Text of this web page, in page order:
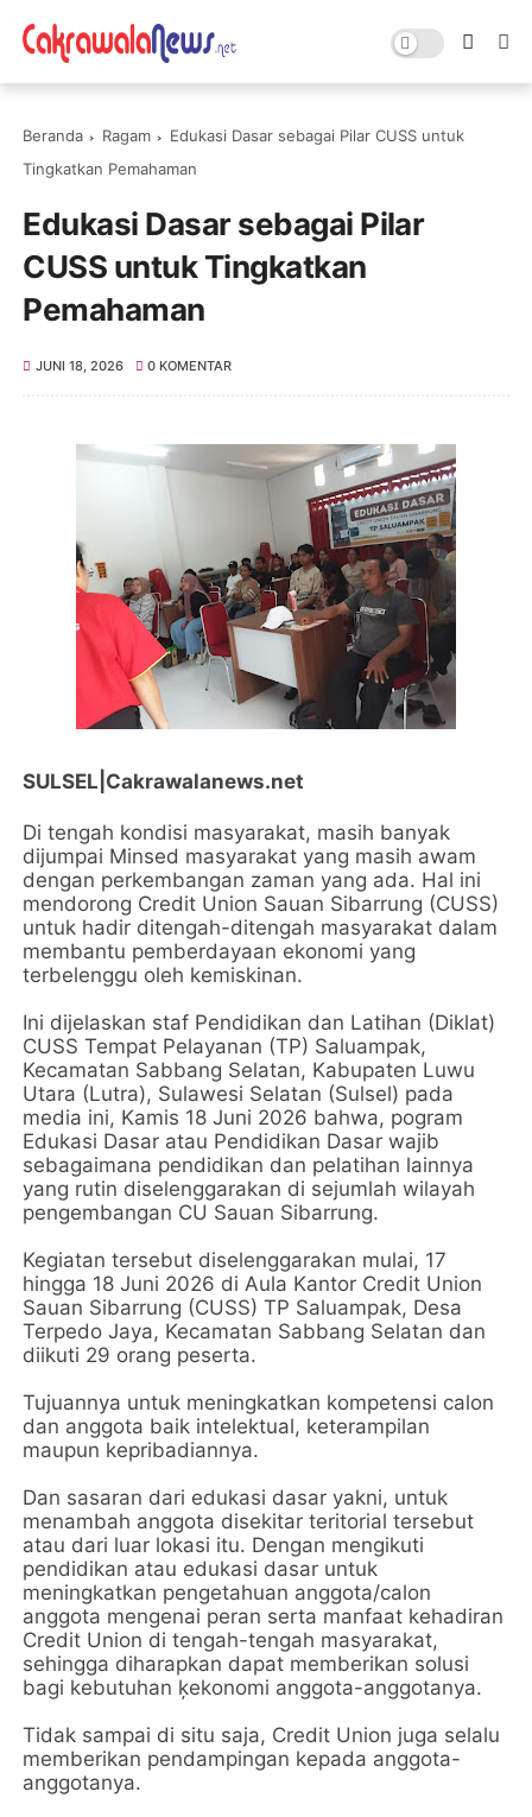
Beranda Ragam
Edukasi Dasar sebagai Pilar CUSS untuk
Tingkatkan Pemahaman
Edukasi Dasar sebagai Pilar
CUSS untuk Tingkatkan
Pemahaman
JUNI 18, 2026 0 KOMENTAR
SULSEL|Cakrawalanews.net
Di tengah kondisi masyarakat, masih banyak
dijumpai Minsed masyarakat yang masih awam
dengan perkembangan zaman yang ada. Hal ini
mendorong Credit Union Sauan Sibarrung (CUSS)
untuk hadir ditengah-ditengah masyarakat dalam
membantu pemberdayaan ekonomi yang
terbelenggu oleh kemiskinan.
Ini dijelaskan staf Pendidikan dan Latihan (Diklat)
CUSS Tempat Pelayanan (TP) Saluampak,
Kecamatan Sabbang Selatan, Kabupaten Luwu
Utara (Lutra), Sulawesi Selatan (Sulsel) pada
media ini, Kamis 18 Juni 2026 bahwa, pogram
Edukasi Dasar atau Pendidikan Dasar wajib
sebagaimana pendidikan dan pelatihan lainnya
yang rutin diselenggarakan di sejumlah wilayah
pengembangan CU Sauan Sibarrung.
Kegiatan tersebut diselenggarakan mulai, 17
hingga 18 Juni 2026 di Aula Kantor Credit Union
Sauan Sibarrung (CUSS) TP Saluampak, Desa
Terpedo Jaya, Kecamatan Sabbang Selatan dan
diikuti 29 orang peserta.
Tujuannya untuk meningkatkan kompetensi calon
dan anggota baik intelektual, keterampilan
maupun kepribadiannya.
Dan sasaran dari edukasi dasar yakni, untuk
menambah anggota disekitar teritorial tersebut
atau dari luar lokasi itu. Dengan mengikuti
pendidikan atau edukasi dasar untuk
meningkatkan pengetahuan anggota/calon
anggota mengenai peran serta manfaat kehadiran
Credit Union di tengah-tengah masyarakat,
sehingga diharapkan dapat memberikan solusi
bagi kebutuhan ķekonomi anggota-anggotanya.
Tidak sampai di situ saja, Credit Union juga selalu
memberikan pendampingan kepada anggota-
anggotanya.